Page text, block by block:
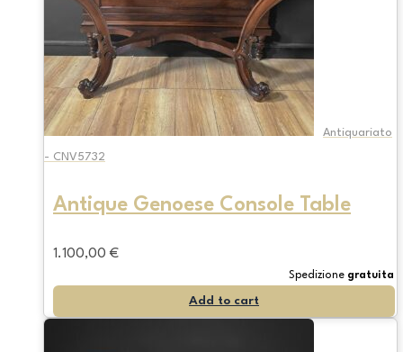
Antiquariato
- CNV5732
Antique Genoese Console Table
1.100,00 €
Spedizione gratuita
Add to cart